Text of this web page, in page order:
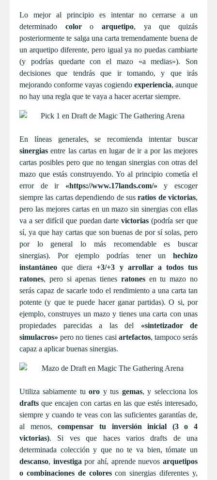
Lo mejor al principio es intentar no cerrarse a un
determinado coloroarquetipo, ya que quizás
posteriormente te salga una carta tremendamente buena de
un arquetipo diferente, pero igual ya no puedas cambiarte
(y podrías quedarte con el mazo «a medias»). Son
decisiones que tendrás que ir tomando, y que irás
mejorando conforme vayas cogiendo experiencia, aunque
no hay una regla que te vaya a hacer acertar siempre.
En líneas generales, se recomienda intentar buscar
sinergias entre las cartas en lugar de ir a por las mejores
cartas posibles pero que no tengan sinergias con otras del
mazo que estás construyendo. Yo al principio cometía el
error de ir «https://www.17lands.com/» y escoger
siempre las cartas dependiendo de susratios de victorias,
pero las mejores cartas en un mazo sin sinergias con ellas
va a ser difícil que puedan dartevictorias (podría ser que
sí, ya que hay cartas que son buenas de por sí solas, pero
por lo general lo más recomendable es buscar
sinergias). Por ejemplo podrías tener un hechizo
instantáneo que diera+3/+3 y arrollar a todos tus
ratones, pero si apenas tienes ratonesen tu mazo no
serás capaz de sacarle todo el rendimiento a una carta tan
potente (y que te puede hacer ganar partidas). O si, por
ejemplo, construyes un mazo y tienes una carta con unas
propiedades parecidas a las del «sintetizador de
simulacros» pero no tienes casi artefactos, tampoco serás
capaz a aplicar buenas sinergias.
Utiliza sabiamente tuoro y tus gemas, y selecciona los
drafts que encajen con cartas en las que estés interesado,
siempre y cuando te veas con las suficientes garantías de,
al menos,compensar tu inversión inicial (3 o 4
victorias). Si ves que haces varios drafts de una
determinada colección y que no te va bien, tómate un
descanso, investigapor ahí, aprende nuevosarquetipos
o combinaciones de colorescon sinergias diferentes y,